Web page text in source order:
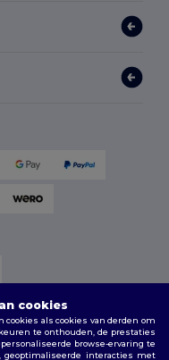
cookies
als cookies van derden om
te onthouden, de prestaties
browse-ervaring te
geoptimaliseerde interacties met